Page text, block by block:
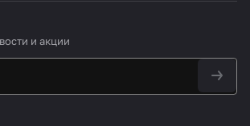
и акции